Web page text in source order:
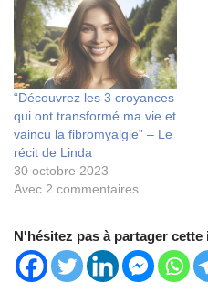
“Découvrez les 3 croyances
qui ont transformé ma vie et
vaincu la fibromyalgie” – Le
récit de Linda
30 octobre 2023
Avec 2 commentaires
N'hésitez pas à partager